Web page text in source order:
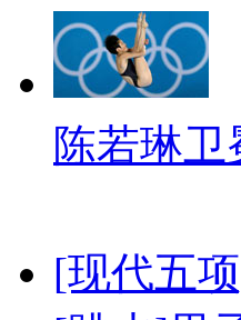
陈若琳
[现代五